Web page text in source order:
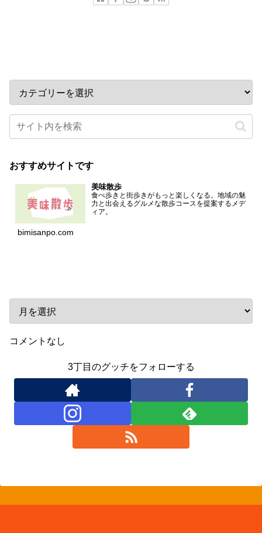
おすすめサイトです
美味散歩
食べ歩きと街歩きがもっと楽しくなる。地域の魅
力と出会えるグルメな散歩コースを提案するメデ
ィア。
bimisanpo.com
コメントなし
3丁目のグッチをフォローする